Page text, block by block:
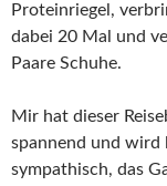
Proteinriegel,
dabei 20 Mal und
Paare Schuhe.
Mir hat dieser
spannend und wird
sympathisch, das